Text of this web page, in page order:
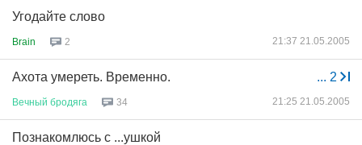
Угодайте слово
Brain 2 21:37 21.05.2005
... 2
Ахота умереть. Временно.
Вечный бродяга 34 21:25 21.05.2005
Познакомлюсь с ...ушкой